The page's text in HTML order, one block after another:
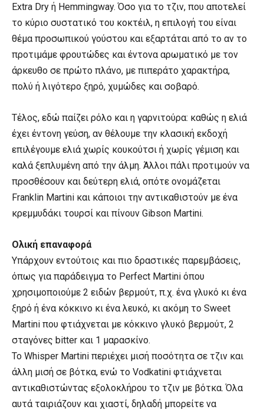
Extra Dry ή Hemmingway. Όσο για το τζιν, που αποτελεί
το κύριο συστατικό του κοκτέιλ, η επιλογή του είναι
θέμα προσωπικού γούστου και εξαρτάται από το αν το
προτιμάμε φρουτώδες και έντονα αρωματικό με τον
άρκευθο σε πρώτο πλάνο, με πιπεράτο χαρακτήρα,
πολύ ή λιγότερο ξηρό, χυμώδες και σοβαρό.
Τέλος, εδώ παίζει ρόλο και η γαρνιτούρα: καθώς η ελιά
έχει έντονη γεύση, αν θέλουμε την κλασική εκδοχή
επιλέγουμε ελιά χωρίς κουκούτσι ή χωρίς γέμιση και
καλά ξεπλυμένη από την άλμη. Άλλοι πάλι προτιμούν να
προσθέσουν και δεύτερη ελιά, οπότε ονομάζεται
Franklin Martini και κάποιοι την αντικαθιστούν με ένα
κρεμμυδάκι τουρσί και πίνουν Gibson Martini.
Ολική επαναφορά
Υπάρχουν εντούτοις και πιο δραστικές παρεμβάσεις,
όπως για παράδειγμα το Perfect Martini όπου
χρησιμοποιούμε 2 ειδών βερμούτ, π.χ. ένα γλυκό κι ένα
ξηρό ή ένα κόκκινο κι ένα λευκό, κι ακόμη το Sweet
Martini που φτιάχνεται με κόκκινο γλυκό βερμούτ, 2
σταγόνες bitter και 1 μαρασκίνο.
Το Whisper Martini περιέχει μισή ποσότητα σε τζιν και
άλλη μισή σε βότκα, ενώ το Vodkatini φτιάχνεται
αντικαθιστώντας εξολοκλήρου το τζιν με βότκα. Όλα
αυτά ταιριάζουν και χιαστί, δηλαδή μπορείτε να